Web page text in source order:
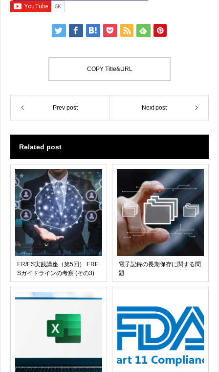
COPY Title&URL
Prev post Next post
Related post
ER/ES実践講座（第5回） ERE
Sガイドラインの考察 (その3)
電子記録の長期保存に関する問
題